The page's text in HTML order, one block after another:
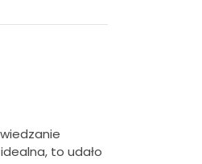
to udało